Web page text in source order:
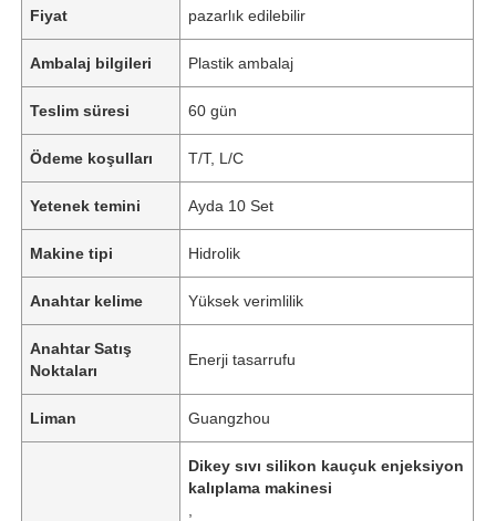
Fiyat pazarlık edilebilir
Ambalaj bilgileri Plastik ambalaj
Teslim süresi 60 gün
Ödeme koşulları T/T, L/C
Yetenek temini Ayda 10 Set
Makine tipi Hidrolik
Anahtar kelime Yüksek verimlilik
Anahtar Satış
Noktaları
Enerji tasarrufu
Liman Guangzhou
Dikey sıvı silikon kauçuk enjeksiyon
kalıplama makinesi